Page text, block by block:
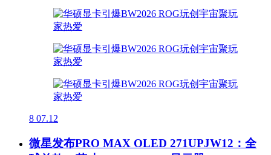
8 07.12
微星发布PRO MAX OLED 271UPJW12：全